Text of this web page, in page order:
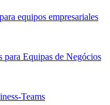
equipos empresariales
para Equipas de Negócios
Teams